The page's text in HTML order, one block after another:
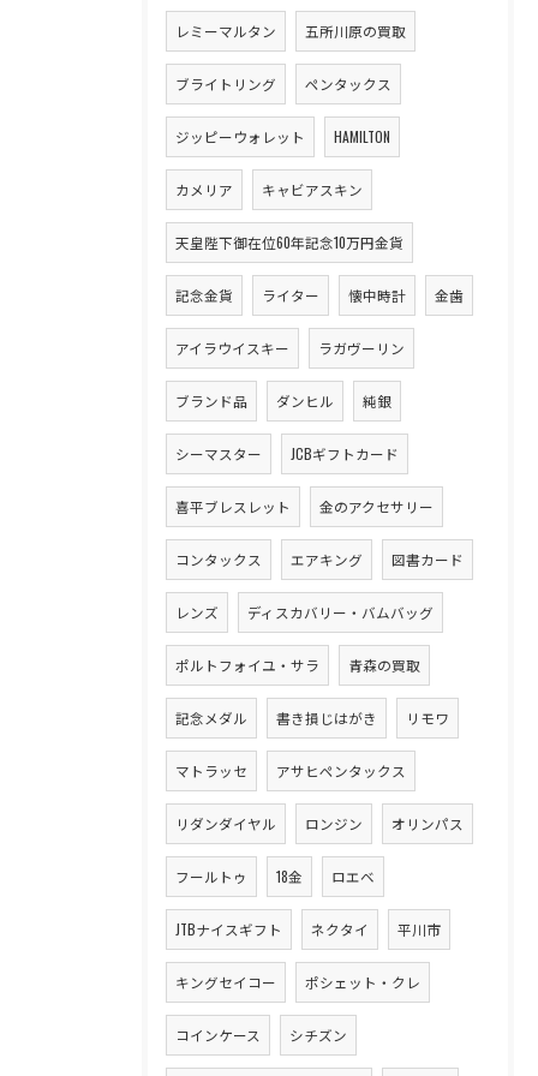
レミーマルタン 五所川原の買取
ブライトリング ペンタックス
ジッピーウォレット HAMILTON
カメリア キャビアスキン
天皇陛下御在位60年記念10万円金貨
記念金貨 ライター 懐中時計 金歯
アイラウイスキー ラガヴーリン
ブランド品 ダンヒル 純銀
シーマスター JCBギフトカード
喜平ブレスレット 金のアクセサリー
コンタックス エアキング 図書カード
レンズ ディスカバリー・バムバッグ
ポルトフォイユ・サラ 青森の買取
記念メダル 書き損じはがき リモワ
マトラッセ アサヒペンタックス
リダンダイヤル ロンジン オリンパス
フールトゥ 18金 ロエベ
JTBナイスギフト ネクタイ 平川市
キングセイコー ポシェット・クレ
コインケース シチズン